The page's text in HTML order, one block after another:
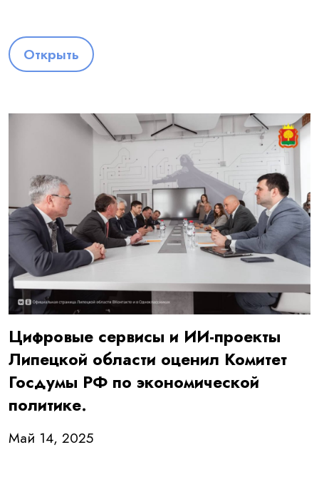
Открыть
Цифровые сервисы и ИИ-проекты
Липецкой области оценил Комитет
Госдумы РФ по экономической
политике.
Май 14, 2025